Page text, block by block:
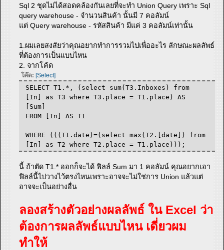
Sql 2 ชุดไม่ได้สอดคล้องกันเลยที่จะทำ Union Query เพราะ Sql
query warehouse - จำนวนสินค้า นั้นมี 7 คอลัมน์
แต่ Query warehouse - รหัสสินค้า มีแค่ 3 คอลัมน์เท่านั้น
1.ผมเลยสงสัยว่าคุณอยากทำการรวมไปเพื่ออะไร ลักษณะผลลัพธ์
ที่ต้องการเป็นแบบไหน
2. จากโค้ด
โค๊ด: [Select]
SELECT T1.*, (select sum(T3.Inboxes) from
[In] as T3 where T3.place = T1.place) AS
[Sum]
FROM [In] AS T1
WHERE (((T1.date)=(select max(T2.[date]) from
[In] as T2 where T2.place = T1.place)));
นี้ ถ้าตัด T1.* ออกก็จะได้ ฟิลล์ Sum มา 1 คอลัมน์ คุณอยากเอา
ฟิลล์นี้ไปวางไว้ตรงไหนเพราะอาจจะไม่ใช่การ Union แล้วแต่
อาจจะเป็นอย่างอื่น
ลองสร้างตัวอย่างผลลัพธ์ ใน Excel ว่า
ต้องการผลลัพธ์แบบไหน เดี่ยวผม
ทำให้